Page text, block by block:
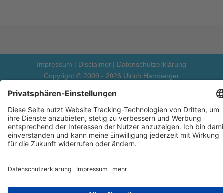
Impressum | Disclaimer | Datenschutzerklärung
Copyright © 2009 - 2026 Ulrich Hamberger